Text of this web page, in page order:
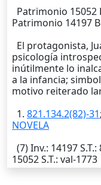
Patrimonio 15052
Patrimonio 14197
El protagonista,
psicología
inútilmente lo
a la infancia;
motivo reiterado
1. 821.134.2(82)-31
NOVELA
(7)Inv.: 14197S.T.:
15052S.T.: val-1773